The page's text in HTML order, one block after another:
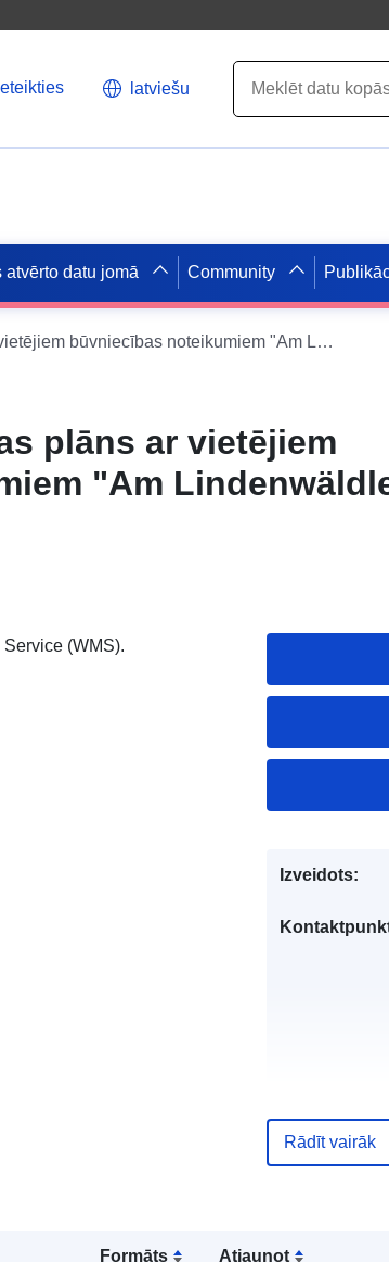
latviešu
atvērto datu jomā Community
B-Plan 6-172 Attīstības plāns ar vietējiem būvniecības noteikumiem "Am Lindenwäldle" - WMS
plāns ar vietējiem
"Am
(WMS).
Formāts Atjaunot
Izveidots:
Kataloga
Rādīt vairāk